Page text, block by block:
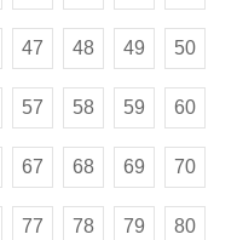
47 48 49 50
57 58 59 60
67 68 69 70
77 78 79 80